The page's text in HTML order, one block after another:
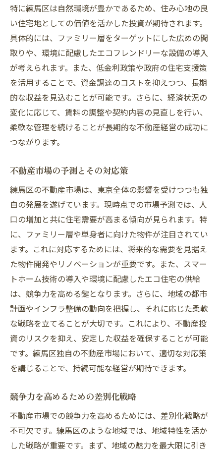
特に練馬区は自然環境が豊かであるため、住み心地の良
い住宅地としての価値を活かした投資が期待されます。
具体的には、ファミリー層をターゲットにした広めの間
取りや、環境に配慮したエコフレンドリーな設備の導入
が考えられます。また、低金利政策や政府の住宅支援策
を活用することで、資金調達のコストを抑えつつ、長期
的な収益を見込むことが可能です。さらに、経済状況の
変化に応じて、賃料の調整や契約内容の見直しを行い、
柔軟な管理を続けることが長期的な不動産経営の成功に
つながります。
不動産市場の予測とその対応策
練馬区の不動産市場は、東京全体の影響を受けつつも独
自の発展を遂げています。現時点での市場予測では、人
口の増加と共に住宅需要が高まる傾向が見られます。特
に、ファミリー層や単身者に向けた物件が注目されてい
ます。これに対応するためには、将来的な需要を見据え
た物件開発やリノベーションが重要です。また、スマー
トホーム技術の導入や環境に配慮したエコ住宅の供給
は、競争力を高める鍵となります。さらに、地域の都市
計画やインフラ整備の動向を把握し、それに応じた柔軟
な戦略を立てることが大切です。これにより、不動産投
資のリスクを抑え、安定した収益を確保することが可能
です。練馬区独自の不動産市場において、適切な対応策
を講じることで、持続可能な経営が期待できます。
競争力を高めるための差別化戦略
不動産市場での競争力を高めるためには、差別化戦略が
不可欠です。練馬区のような地域では、地域特性を活か
した戦略が重要です。まず、地域の魅力を最大限に引き